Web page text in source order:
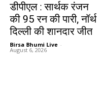
डीपीएल : सार्थक रंजन
की 95 रन की पारी, नॉर्थ
दिल्ली की शानदार जीत
Birsa Bhumi Live -
August 6, 2026